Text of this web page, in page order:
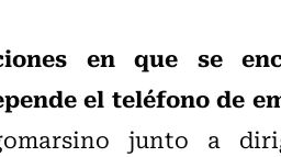
en que se
el teléfono de
junto a